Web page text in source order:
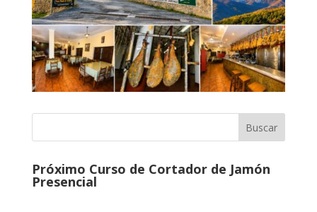
Próximo Curso de Cortador de Jamón
Presencial